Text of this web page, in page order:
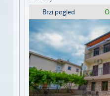
Brzi pogled